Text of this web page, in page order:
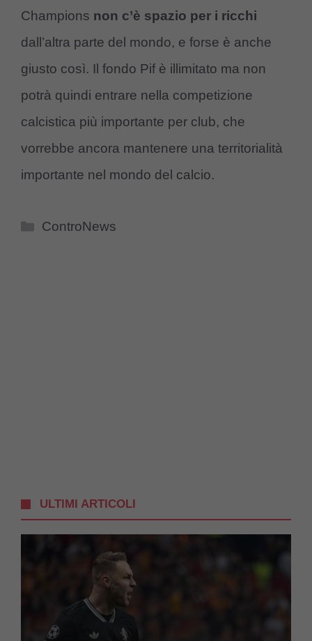
Champions non c’è spazio per i ricchi
dall’altra parte del mondo, e forse è anche
giusto così. Il fondo Pif è illimitato ma non
potrà quindi entrare nella competizione
calcistica più importante per club, che
vorrebbe ancora mantenere una territorialità
importante nel mondo del calcio.
Categorie
ControNews
ULTIMI ARTICOLI